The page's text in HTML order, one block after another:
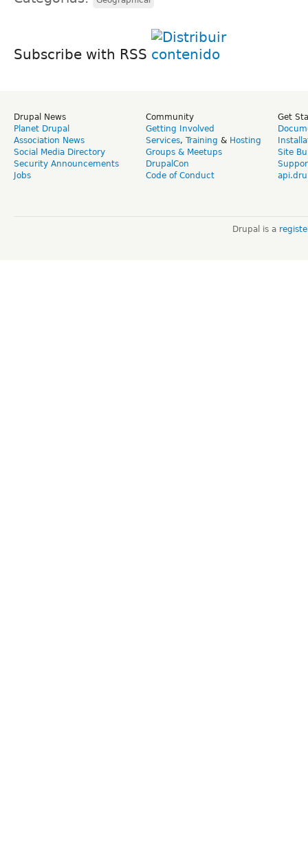
Subscribe with RSS
Drupal News
Planet Drupal
Association News
Social Media Directory
Security Announcements
Jobs
Community
Getting Involved
Services, Training & Hosting
Groups & Meetups
DrupalCon
Code of Conduct
Get
Site
Drupal is a